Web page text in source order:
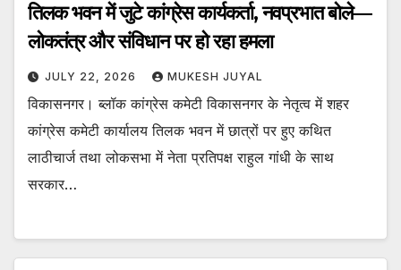
तिलक भवन में जुटे कांग्रेस कार्यकर्ता, नवप्रभात बोले—
लोकतंत्र और संविधान पर हो रहा हमला
JULY 22, 2026 MUKESH JUYAL
विकासनगर। ब्लॉक कांग्रेस कमेटी विकासनगर के नेतृत्व में शहर
कांग्रेस कमेटी कार्यालय तिलक भवन में छात्रों पर हुए कथित
लाठीचार्ज तथा लोकसभा में नेता प्रतिपक्ष राहुल गांधी के साथ
सरकार…